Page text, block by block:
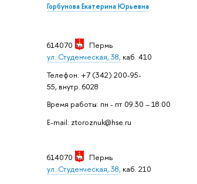
Горбунова Екатерина Юрьевна
614070
Пермь
ул. Студенческая, 38, каб. 410
Телефон: +7 (342) 200-95-
55, внутр. 6028
Время работы: пн - пт 09:30 – 18:00
E-mail: ztoroznuk@hse.ru
614070
Пермь
ул. Студенческая, 38, каб. 210